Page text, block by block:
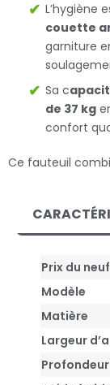
L’hygiène
couette
garniture
Sa c
de 37 kg
confort
Ce fauteuil
Prix du
Modèle
Matière
Largeur